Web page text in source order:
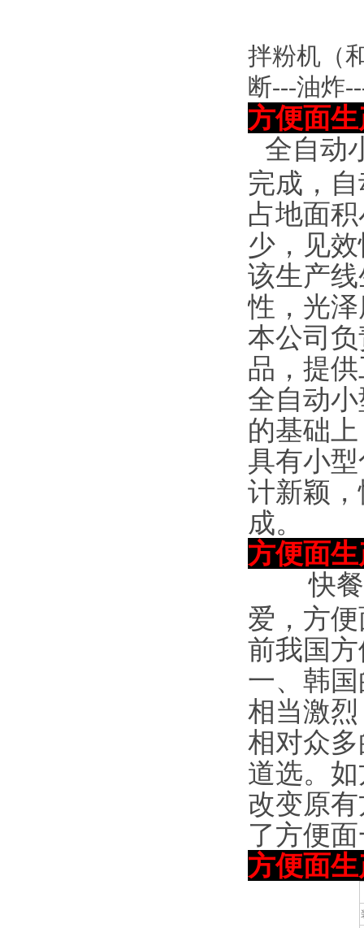
拌粉机（
断---油炸
方便面
全自动
完成，
占地面
少，见
该生产
性，光
本公司
品，提
全自动
的基础
具有小
计新颖
成。
方便面
快餐
爱，方
前我国
一、韩
相当激
相对众
道选。
改变原
了方便
方便面